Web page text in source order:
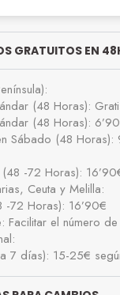
GRATUITOS EN
(48 Horas):
(48 Horas):
Sábado (48 Horas):
-72 Horas):
Ceuta y Melilla:
-72 Horas): 16’90€
Facilitar el número
7 días): 15-25€